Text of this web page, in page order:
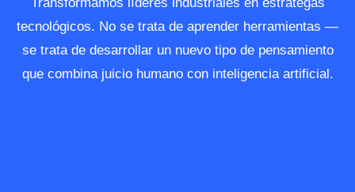
tecnológicos. No se trata de aprender herramientas —
se trata de desarrollar un nuevo tipo de pensamiento
que combina juicio humano con inteligencia artificial.